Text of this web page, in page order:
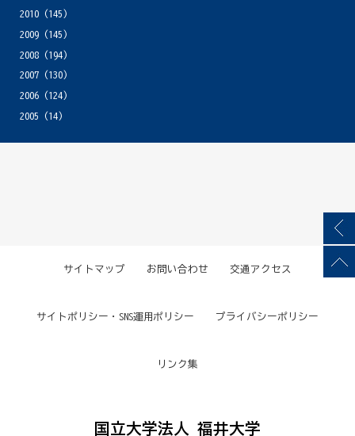
2010(145)
2009(145)
2008(194)
2007(130)
2006(124)
2005 (14)
サイトマップ お問い合わせ 交通アクセス
サイトポリシー・SNS運用ポリシー プライバシーポリシー
リンク集
国立大学法人 福井大学